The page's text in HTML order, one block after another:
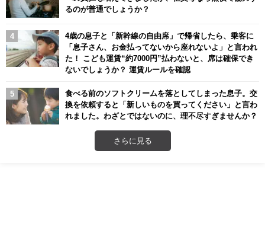
るのが普通でしょうか？
4歳の息子と「新幹線の自由席」で帰省したら、乗客に
「息子さん、お金払ってないから座れないよ」と言われ
た！ こども運賃“約7000円”払わないと、席は確保でき
ないでしょうか？ 運賃ルールを確認
食べる前のソフトクリームを落としてしまった息子。交
換を依頼すると「新しいものを買ってください」と言わ
れました。わざとではないのに、理不尽すぎませんか？
さらに見る